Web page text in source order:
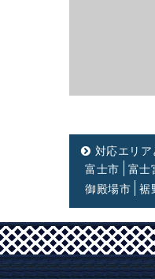
対応エリア
富士市
富士
御殿場市
裾